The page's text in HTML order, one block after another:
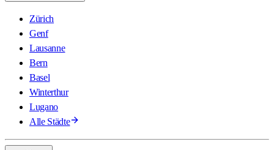
Zürich
Genf
Lausanne
Bern
Basel
Winterthur
Lugano
Alle Städte